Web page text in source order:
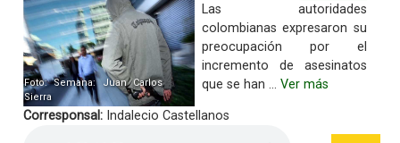
Foto: Semana: Juan Carlos
Sierra
Las autoridades
colombianas expresaron su
preocupación por el
incremento de asesinatos
que se han ... Ver más
Corresponsal:Indalecio Castellanos